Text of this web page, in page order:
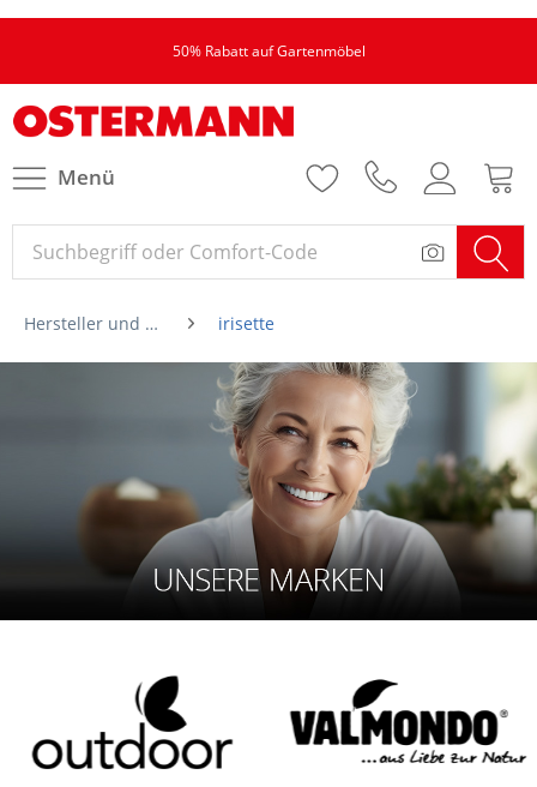
50% Rabatt auf Gartenmöbel
Menü
Hersteller und Marken von A-Z irisette